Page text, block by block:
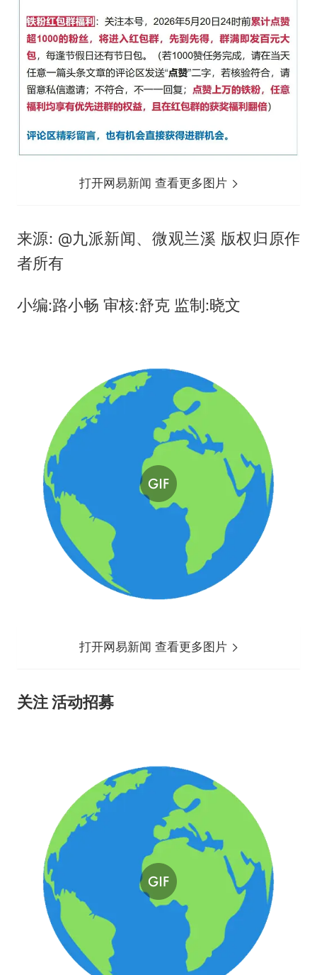
打开网易新闻 查看更多图片
来源: @九派新闻、微观兰溪 版权归原作
者所有
小编:路小畅 审核:舒克 监制:晓文
打开网易新闻 查看更多图片
关注 活动招募